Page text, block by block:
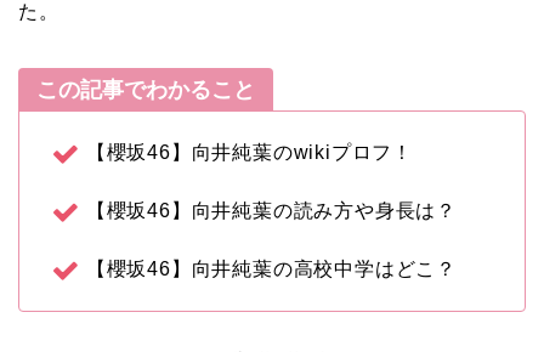
た。
この記事でわかること
【櫻坂46】向井純葉のwikiプロフ！
【櫻坂46】向井純葉の読み方や身長は？
【櫻坂46】向井純葉の高校中学はどこ？